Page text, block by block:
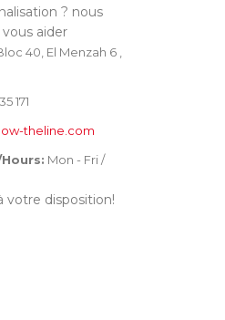
? nous
aider
40, El Menzah 6 ,
171
theline.com
Mon - Fri /
votre disposition!